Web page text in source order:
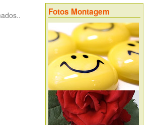
Fotos Montagem